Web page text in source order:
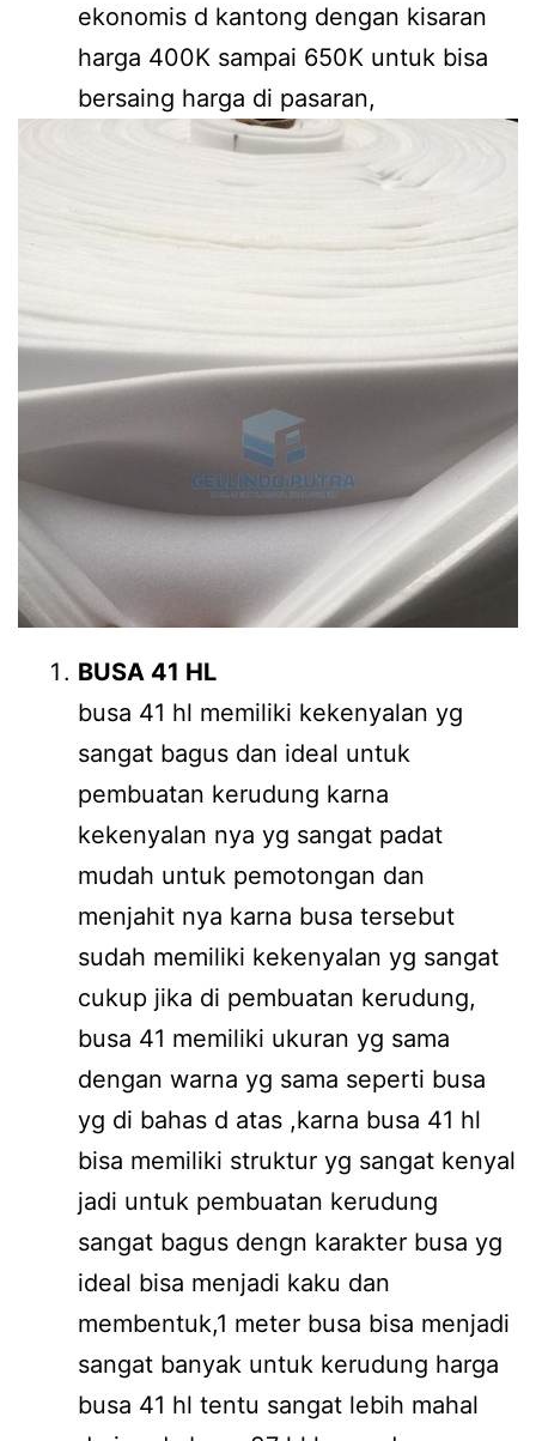
ekonomis d kantong dengan kisaran
harga 400K sampai 650K untuk bisa
bersaing harga di pasaran,
BUSA 41 HL
busa 41 hl memiliki kekenyalan yg
sangat bagus dan ideal untuk
pembuatan kerudung karna
kekenyalan nya yg sangat padat
mudah untuk pemotongan dan
menjahit nya karna busa tersebut
sudah memiliki kekenyalan yg sangat
cukup jika di pembuatan kerudung,
busa 41 memiliki ukuran yg sama
dengan warna yg sama seperti busa
yg di bahas d atas ,karna busa 41 hl
bisa memiliki struktur yg sangat kenyal
jadi untuk pembuatan kerudung
sangat bagus dengn karakter busa yg
ideal bisa menjadi kaku dan
membentuk,1 meter busa bisa menjadi
sangat banyak untuk kerudung harga
busa 41 hl tentu sangat lebih mahal